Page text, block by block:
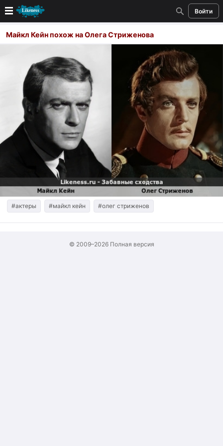
Войти
Новые
Лучшие
Голосование
Кандидаты
Случайное сходство 👍
Создать сходство
Для публикации необходима авторизация
Поиск
Майкл Кейн похож на Олега Стриженова
#актеры #майкл кейн #олег стриженов
© 2009–2026 Полная версия